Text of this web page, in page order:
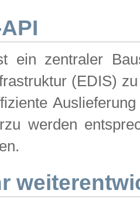
ein zentraler
(EDIS)
werden